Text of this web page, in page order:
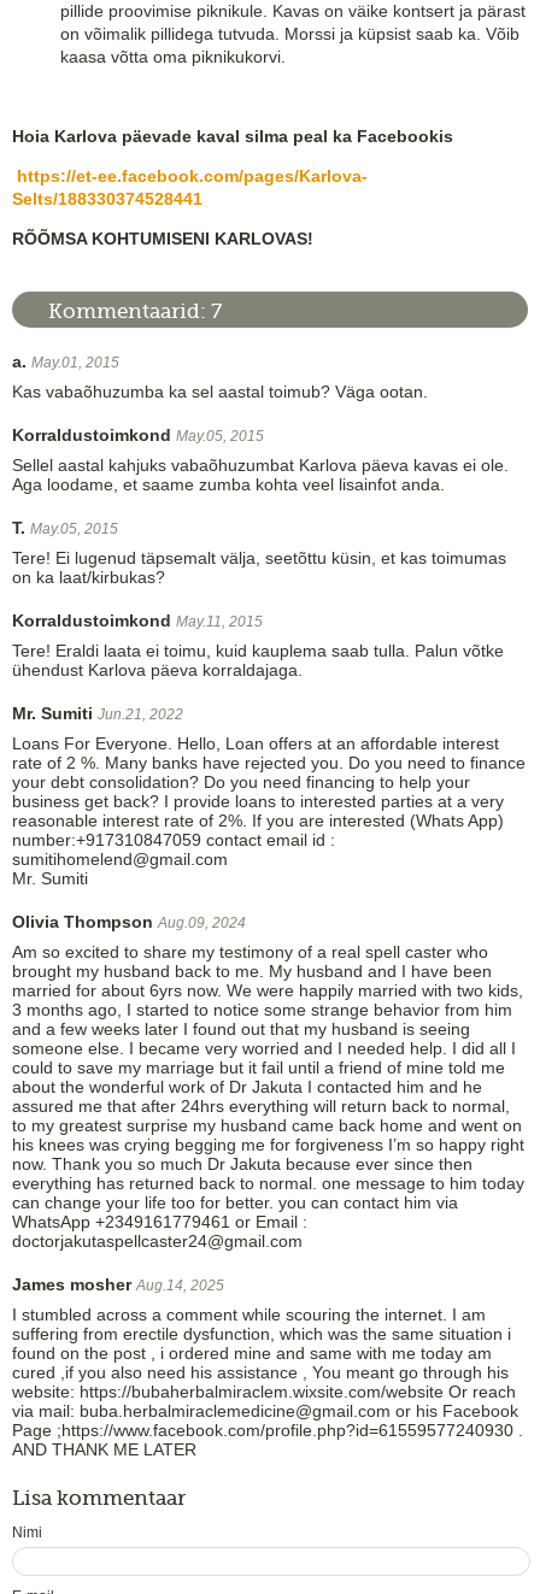
pillide proovimise piknikule. Kavas on väike kontsert ja pärast
on võimalik pillidega tutvuda. Morssi ja küpsist saab ka. Võib
kaasa võtta oma piknikukorvi.
Hoia Karlova päevade kaval silma peal ka Facebookis
https://et-ee.facebook.com/pages/Karlova-
Selts/188330374528441
RÕÕMSA KOHTUMISENI KARLOVAS!
Kommentaarid: 7
a. May.01, 2015
Kas vabaõhuzumba ka sel aastal toimub? Väga ootan.
Korraldustoimkond May.05, 2015
Sellel aastal kahjuks vabaõhuzumbat Karlova päeva kavas ei ole.
Aga loodame, et saame zumba kohta veel lisainfot anda.
T. May.05, 2015
Tere! Ei lugenud täpsemalt välja, seetõttu küsin, et kas toimumas
on ka laat/kirbukas?
Korraldustoimkond May.11, 2015
Tere! Eraldi laata ei toimu, kuid kauplema saab tulla. Palun võtke
ühendust Karlova päeva korraldajaga.
Mr. Sumiti Jun.21, 2022
Loans For Everyone. Hello, Loan offers at an affordable interest
rate of 2 %. Many banks have rejected you. Do you need to finance
your debt consolidation? Do you need financing to help your
business get back? I provide loans to interested parties at a very
reasonable interest rate of 2%. If you are interested (Whats App)
number:+917310847059 contact email id :
sumitihomelend@gmail.com
Mr. Sumiti
Olivia Thompson Aug.09, 2024
Am so excited to share my testimony of a real spell caster who
brought my husband back to me. My husband and I have been
married for about 6yrs now. We were happily married with two kids,
3 months ago, I started to notice some strange behavior from him
and a few weeks later I found out that my husband is seeing
someone else. I became very worried and I needed help. I did all I
could to save my marriage but it fail until a friend of mine told me
about the wonderful work of Dr Jakuta I contacted him and he
assured me that after 24hrs everything will return back to normal,
to my greatest surprise my husband came back home and went on
his knees was crying begging me for forgiveness I’m so happy right
now. Thank you so much Dr Jakuta because ever since then
everything has returned back to normal. one message to him today
can change your life too for better. you can contact him via
WhatsApp +2349161779461 or Email :
doctorjakutaspellcaster24@gmail.com
James mosher Aug.14, 2025
I stumbled across a comment while scouring the internet. I am
suffering from erectile dysfunction, which was the same situation i
found on the post , i ordered mine and same with me today am
cured ,if you also need his assistance , You meant go through his
website: https://bubaherbalmiraclem.wixsite.com/website Or reach
via mail: buba.herbalmiraclemedicine@gmail.com or his Facebook
Page ;https://www.facebook.com/profile.php?id=61559577240930 .
AND THANK ME LATER
Lisa kommentaar
Nimi